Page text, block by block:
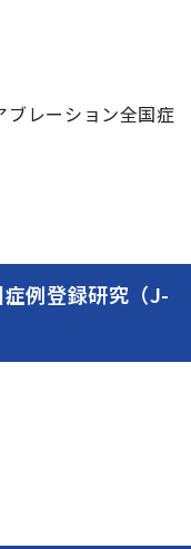
お問い合わせ
例登録研究（J-
ブレーション全国症